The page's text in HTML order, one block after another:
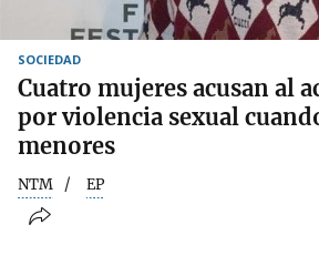
SOCIEDAD
Cuatro mujeres acusan al
por violencia sexual
menores
NTM EP